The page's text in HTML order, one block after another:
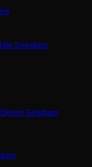
Sneakers
Gingham